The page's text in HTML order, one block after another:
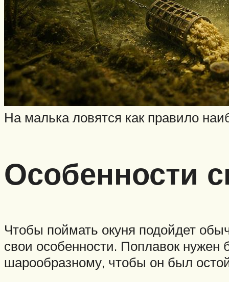
На малька ловятся как правило
Особенности
Чтобы поймать окуня подойдет
свои особенности. Поплавок
шарообразному, чтобы он был